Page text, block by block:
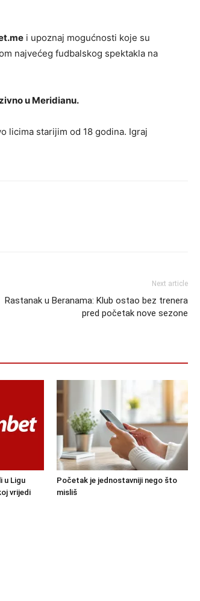
i upoznaj mogućnosti koje su
najvećeg fudbalskog spektakla na
u Meridianu.
licima starijim od 18 godina. Igraj
Next article
Rastanak u Beranama: Klub ostao bez trenera
pred početak nove sezone
u Ligu
vrijedi
Početak je jednostavniji nego što
misliš